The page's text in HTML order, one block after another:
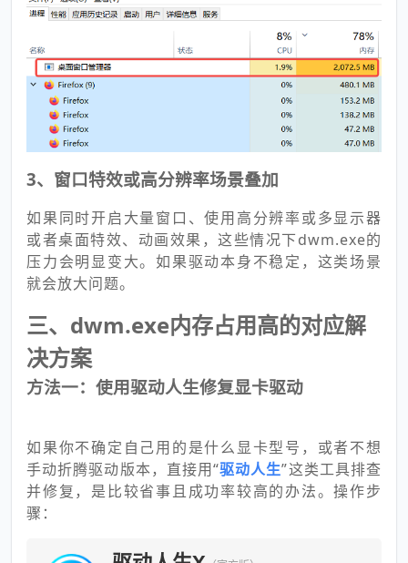
3、窗口特效或高分辨率场景叠加
如果同时开启大量窗口、使用高分辨率或多显示器
或者桌面特效、动画效果，这些情况下dwm.exe的
压力会明显变大。如果驱动本身不稳定，这类场景
就会放大问题。
三、dwm.exe内存占用高的对应解
决方案
方法一：使用驱动人生修复显卡驱动
如果你不确定自己用的是什么显卡型号，或者不想
手动折腾驱动版本，直接用“驱动人生”这类工具排查
并修复，是比较省事且成功率较高的办法。操作步
骤：